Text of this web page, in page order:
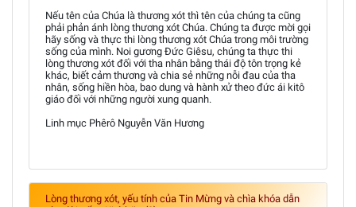
Nếu tên của Chúa là thương xót thì tên của chúng ta cũng
phải phản ánh lòng thương xót Chúa. Chúng ta được mời gọi
hãy sống và thực thi lòng thương xót Chúa trong môi trường
sống của mình. Noi gương Đức Giêsu, chúng ta thực thi
lòng thương xót đối với tha nhân bằng thái độ tôn trọng kẻ
khác, biết cảm thương và chia sẻ những nỗi đau của tha
nhân, sống hiền hòa, bao dung và hành xử theo đức ái kitô
giáo đối với những người xung quanh.
Linh mục Phêrô Nguyễn Văn Hương
Lòng thương xót, yếu tính của Tin Mừng và chìa khóa dẫn